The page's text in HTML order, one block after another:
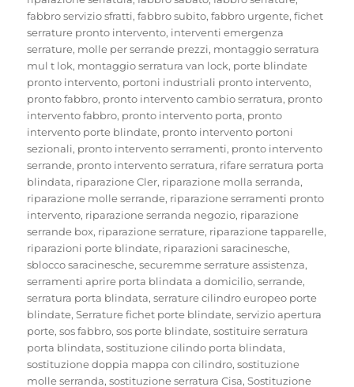
fabbro servizio sfratti,fabbro subito,fabbro urgente,fichet
serrature pronto intervento, interventi emergenza
serrature, molle per serrande prezzi, montaggio serratura
mul t lok, montaggio serratura van lock, porte blindate
pronto intervento, portoni industriali pronto intervento,
pronto fabbro, pronto intervento cambio serratura, pronto
intervento fabbro, pronto intervento porta, pronto
intervento porte blindate, pronto intervento portoni
sezionali, pronto intervento serramenti, pronto intervento
serrande, pronto intervento serratura, rifare serratura porta
blindata, riparazione Cler, riparazione molla serranda,
riparazione molle serrande, riparazione serramenti pronto
intervento, riparazione serranda negozio, riparazione
serrande box, riparazione serrature, riparazione tapparelle,
riparazioni porte blindate, riparazioni saracinesche,
sblocco saracinesche,securemme serrature assistenza,
serramenti aprire porta blindata a domicilio,serrande,
serratura porta blindata,serrature cilindro europeo porte
blindate,Serrature fichet porte blindate,servizio apertura
porte,sos fabbro,sos porte blindate,sostituire serratura
porta blindata,sostituzione cilindo porta blindata,
sostituzione doppia mappa con cilindro,sostituzione
molle serranda,sostituzione serratura Cisa,Sostituzione